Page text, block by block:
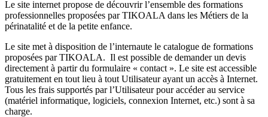
Le site internet propose de découvrir l’ensemble des formations
professionnelles proposées par TIKOALA dans les Métiers de la
périnatalité et de la petite enfance.
Le site met à disposition de l’internaute le catalogue de formations
proposées par TIKOALA. Il est possible de demander un devis
directement à partir du formulaire « contact ». Le site est accessible
gratuitement en tout lieu à tout Utilisateur ayant un accès à Internet.
Tous les frais supportés par l’Utilisateur pour accéder au service
(matériel informatique, logiciels, connexion Internet, etc.) sont à sa
charge.